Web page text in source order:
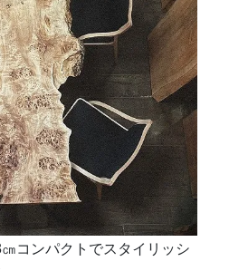
コンパクトでスタイリッシ